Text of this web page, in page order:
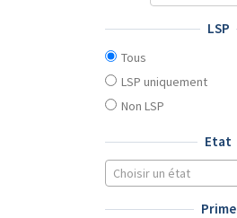
LSP
Tous
LSP uniquement
Non LSP
Etat
Choisir un état
Prime